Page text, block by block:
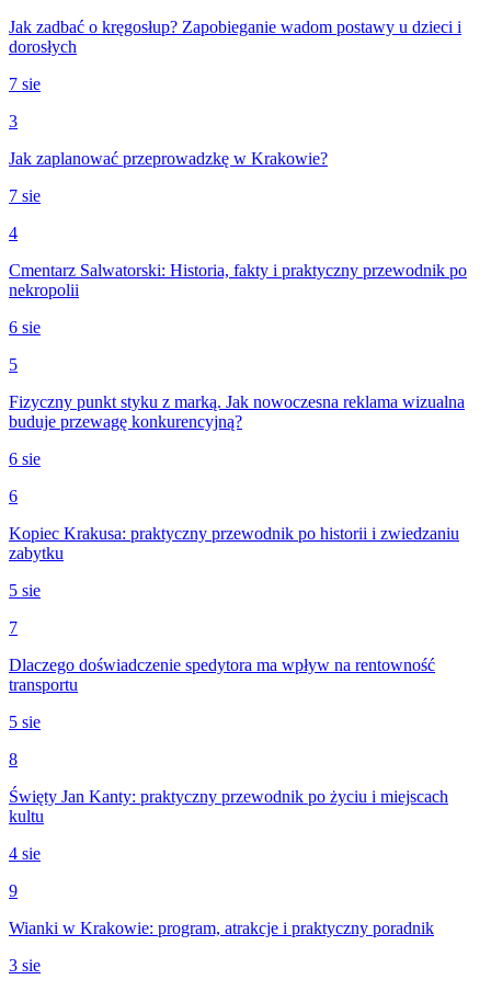
Jak zadbać o kręgosłup? Zapobieganie wadom postawy u dzieci i
dorosłych
7 sie
3
Jak zaplanować przeprowadzkę w Krakowie?
7 sie
4
Cmentarz Salwatorski: Historia, fakty i praktyczny przewodnik po
nekropolii
6 sie
5
Fizyczny punkt styku z marką. Jak nowoczesna reklama wizualna
buduje przewagę konkurencyjną?
6 sie
6
Kopiec Krakusa: praktyczny przewodnik po historii i zwiedzaniu
zabytku
5 sie
7
Dlaczego doświadczenie spedytora ma wpływ na rentowność
transportu
5 sie
8
Święty Jan Kanty: praktyczny przewodnik po życiu i miejscach
kultu
4 sie
9
Wianki w Krakowie: program, atrakcje i praktyczny poradnik
3 sie